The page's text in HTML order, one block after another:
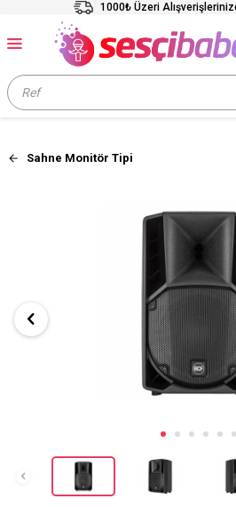
1000₺ Üzeri
Sahne Monitör Tipi